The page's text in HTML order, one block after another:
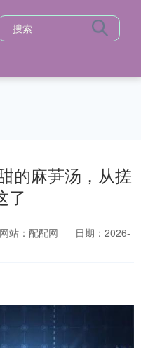
的麻芛汤，从搓
了
网站：配配网
日期：2026-